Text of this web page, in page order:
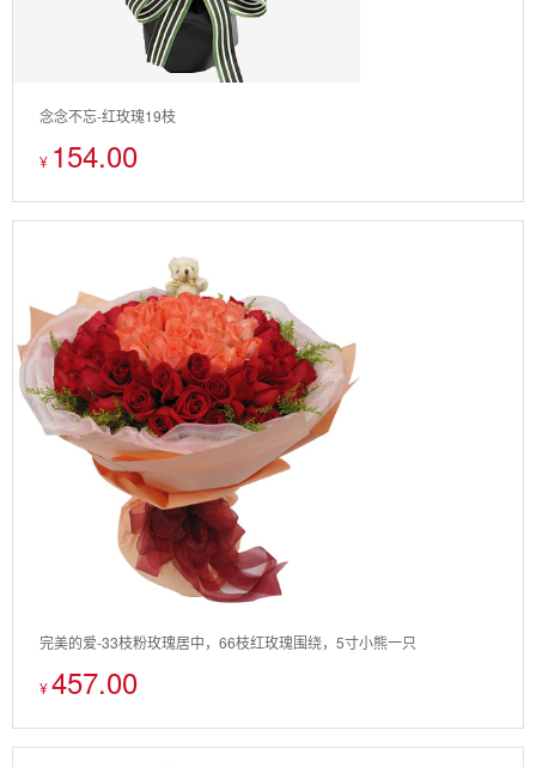
念念不忘-红玫瑰19枝
¥ 154.00
完美的爱-33枝粉玫瑰居中，66枝红玫瑰围绕，5寸小熊一只
¥457.00